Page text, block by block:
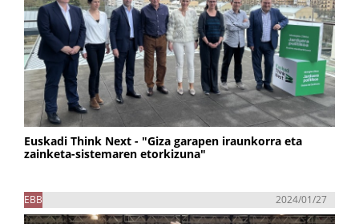
Euskadi Think Next - "Giza garapen iraunkorra eta
zainketa-sistemaren etorkizuna"
EBB 2024/01/27